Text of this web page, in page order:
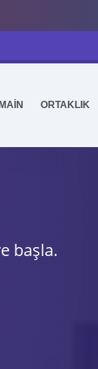
ORTAKLIK
başla.